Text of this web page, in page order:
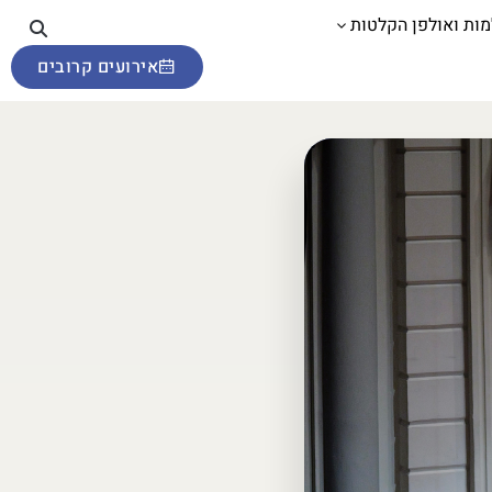
ואולפן הקלטות
אירועים קרובים